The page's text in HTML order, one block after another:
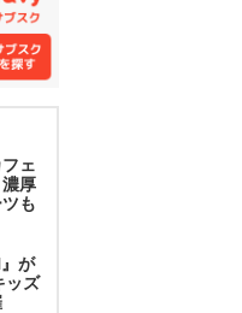
ェ
濃厚
も
が
ッズ